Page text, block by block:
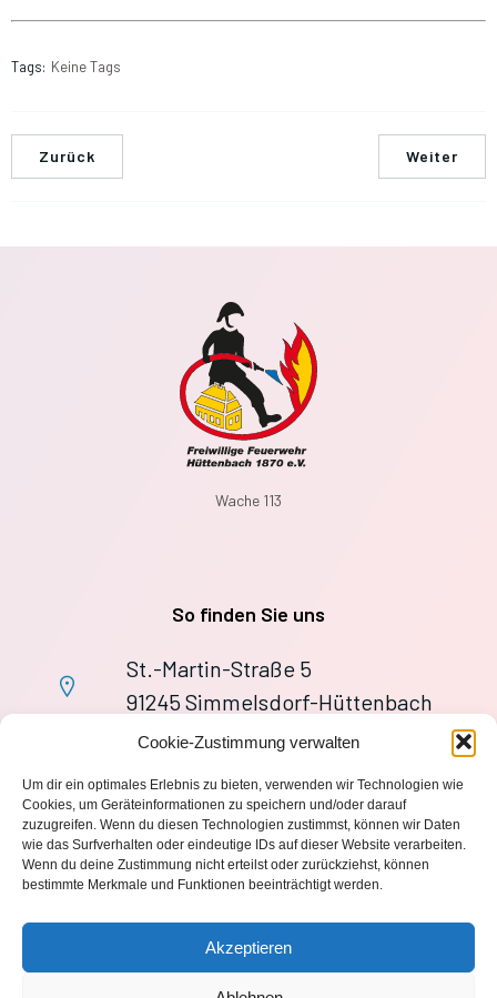
Cookie-Zustimmung verwalten
Um dir ein optimales Erlebnis zu bieten, verwenden wir Technologien wie
Cookies, um Geräteinformationen zu speichern und/oder darauf
zuzugreifen. Wenn du diesen Technologien zustimmst, können wir Daten
wie das Surfverhalten oder eindeutige IDs auf dieser Website verarbeiten.
Wenn du deine Zustimmung nicht erteilst oder zurückziehst, können
bestimmte Merkmale und Funktionen beeinträchtigt werden.
Akzeptieren
Tags: Keine Tags
Zurück Weiter
Wache 113
So finden Sie uns
St.-Martin-Straße 5
91245 Simmelsdorf-Hüttenbach
+49 9155 9279727
wache113@ff-huettenbach.de